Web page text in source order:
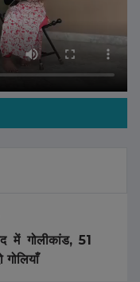
में गोलीकांड, 51
गोलियाँ